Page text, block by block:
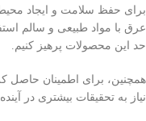
برای حفظ سلامت و ایجاد
عرق با مواد طبیعی و سالم
حد این محصولات پرهیز کنیم.
همچنین، برای اطمینان حاصل
نیاز به تحقیقات بیشتری در